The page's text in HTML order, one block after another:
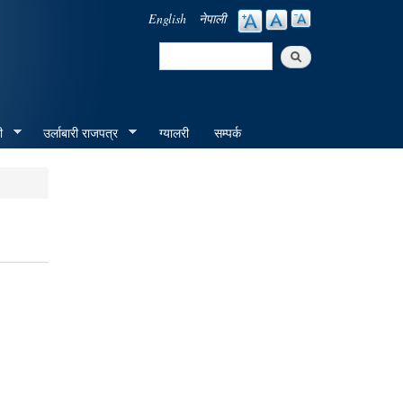
English नेपाली
Search
उर्लाबारी राजपत्र ग्यालरी सम्पर्क